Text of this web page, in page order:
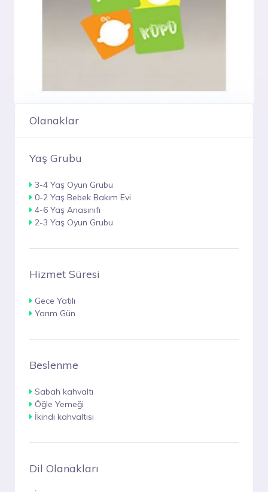
Olanaklar
Yaş Grubu
3-4 Yaş Oyun Grubu
0-2 Yaş Bebek Bakım Evi
4-6 Yaş Anasınıfı
2-3 Yaş Oyun Grubu
Hizmet Süresi
Gece Yatılı
Yarım Gün
Beslenme
Sabah kahvaltı
Öğle Yemeği
İkindi kahvaltısı
Dil Olanakları